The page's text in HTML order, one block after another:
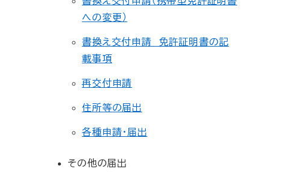
への変更）
書換え交付申請 免許証明書の記
載事項
再交付申請
住所等の届出
各種申請･届出
その他の届出